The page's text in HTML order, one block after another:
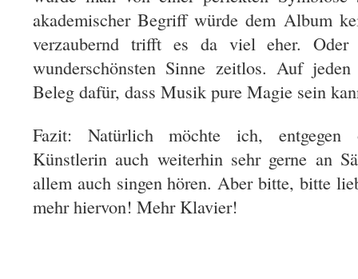
akademischer Begriff würde dem Album
verzaubernd trifft es da viel eher. Oder
wunderschönsten Sinne zeitlos. Auf
Beleg dafür, dass Musik pure Magie sein
Fazit: Natürlich möchte ich, entgegen
Künstlerin auch weiterhin sehr gerne an
allem auch singen hören. Aber bitte, bitte
mehr hiervon! Mehr Klavier!